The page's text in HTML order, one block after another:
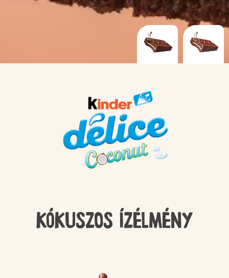
KÓKUSZOS ÍZÉLMÉNY